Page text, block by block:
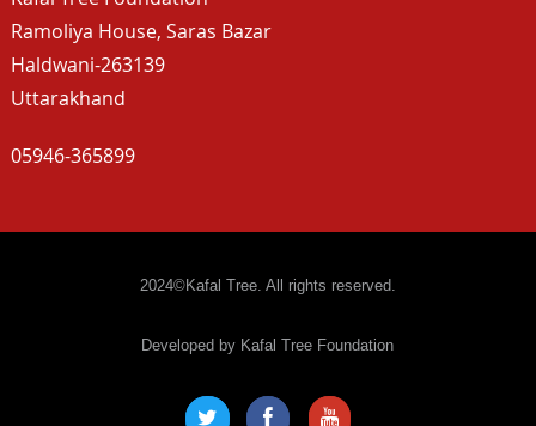
Ramoliya House, Saras Bazar
Haldwani-263139
Uttarakhand
05946-365899
2024©Kafal Tree. All rights reserved.
Developed by Kafal Tree Foundation